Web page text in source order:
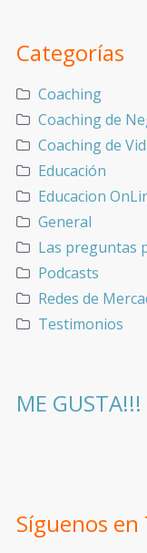
Categorías
Coaching
Coaching de
Coaching de
Educación
Educacion
General
Las preguntas
Podcasts
Redes de
Testimonios
ME GUSTA!!!
Síguenos